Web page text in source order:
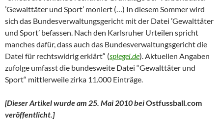
’Gewalttäter und Sport’ moniert (…) In diesem Sommer wird
sich das Bundesverwaltungsgericht mit der Datei ’Gewalttäter
und Sport’ befassen. Nach den Karlsruher Urteilen spricht
manches dafür, dass auch das Bundesverwaltungsgericht die
Datei für rechtswidrig erklärt“ (spiegel.de). Aktuellen Angaben
zufolge umfasst die bundesweite Datei “Gewalttäter und
Sport“ mittlerweile zirka 11.000 Einträge.
[Dieser Artikel wurde am 25. Mai 2010 beiOstfussball.com
veröffentlicht.]